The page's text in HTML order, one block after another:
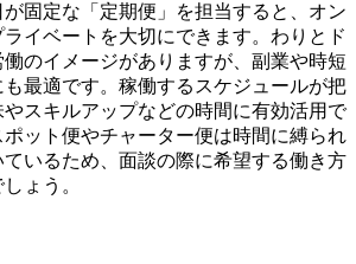
固定な「定期便」を担当すると、オン
イベートを大切にできます。わりとド
のイメージがありますが、副業や時短
最適です。稼働するスケジュールが把
スキルアップなどの時間に有効活用で
ット便やチャーター便は時間に縛られ
いるため、面談の際に希望する働き方
ょう。